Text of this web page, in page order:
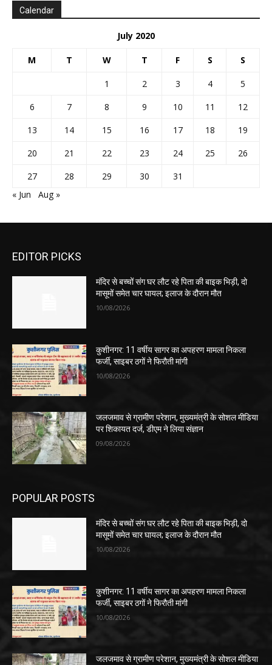
Calendar
July 2020
M T W T F S S
1 2 3 4
5
6
7 8 9 10 11
12
13
14 15 16 17 18
19
20
21 22 23 24 25
26
27
28 29 30
31
« Jun
Aug »
EDITOR PICKS
मंदिर से बच्चों संग घर लौट रहे पिता की बाइक भिड़ी, दो
मासूमों समेत चार घायल; इलाज के दौरान मौत
10/08/2026
कुशीनगर: 11 वर्षीय सागर का अपहरण मामला निकला
फर्जी, साइबर ठगों ने फिरौती मांगी
10/08/2026
जलजमाव से ग्रामीण परेशान, मुख्यमंत्री के सोशल मीडिया
पर शिकायत दर्ज, डीएम ने लिया संज्ञान
09/08/2026
POPULAR POSTS
मंदिर से बच्चों संग घर लौट रहे पिता की बाइक भिड़ी, दो
मासूमों समेत चार घायल; इलाज के दौरान मौत
10/08/2026
कुशीनगर: 11 वर्षीय सागर का अपहरण मामला निकला
फर्जी, साइबर ठगों ने फिरौती मांगी
10/08/2026
जलजमाव से ग्रामीण परेशान, मुख्यमंत्री के सोशल मीडिया